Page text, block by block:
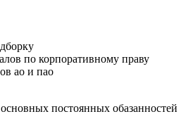
по корпоративному праву
ао и пао
постоянных обазанностей